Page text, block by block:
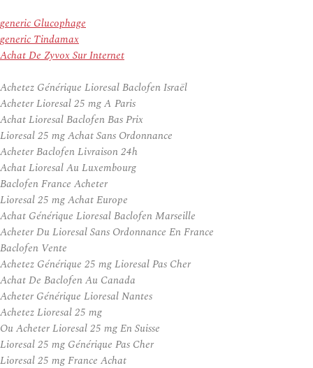
generic Glucophage
generic Tindamax
Achat De Zyvox Sur Internet
Achetez Générique Lioresal Baclofen Israël
Acheter Lioresal 25 mg A Paris
Achat Lioresal Baclofen Bas Prix
Lioresal 25 mg Achat Sans Ordonnance
Acheter Baclofen Livraison 24h
Achat Lioresal Au Luxembourg
Baclofen France Acheter
Lioresal 25 mg Achat Europe
Achat Générique Lioresal Baclofen Marseille
Acheter Du Lioresal Sans Ordonnance En France
Baclofen Vente
Achetez Générique 25 mg Lioresal Pas Cher
Achat De Baclofen Au Canada
Acheter Générique Lioresal Nantes
Achetez Lioresal 25 mg
Ou Acheter Lioresal 25 mg En Suisse
Lioresal 25 mg Générique Pas Cher
Lioresal 25 mg France Achat